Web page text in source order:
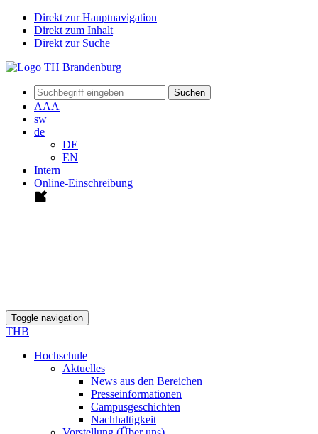
Direkt zur Hauptnavigation
Direkt zum Inhalt
Direkt zur Suche
Suchen
AAA
sw
de
DE
EN
Intern
Online-Einschreibung
Toggle navigation
THB
Hochschule
Aktuelles
News aus den Bereichen
Presseinformationen
Campusgeschichten
Nachhaltigkeit